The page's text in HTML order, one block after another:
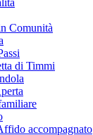
Comunità
di Timmi
accompagnato